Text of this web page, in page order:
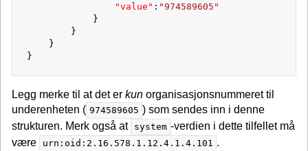
"value" : "974589605"
}
}
}
}
Legg merke til at det er kun organisasjonsnummeret til
underenheten ( 974589605 ) som sendes inn i denne
strukturen. Merk også at system -verdien i dette tilfellet må
være
urn:oid:2.16.578.1.12.4.1.4.101 .